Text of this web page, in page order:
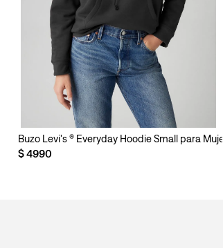
Buzo Levi's ® Everyday Hoodie Small para Mujer
$4990